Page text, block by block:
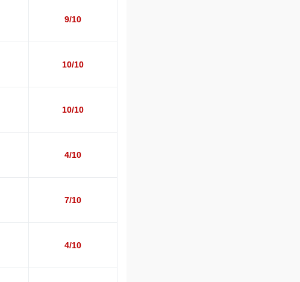
9/10
10/10
10/10
4/10
7/10
4/10